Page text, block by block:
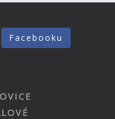
Facebooku